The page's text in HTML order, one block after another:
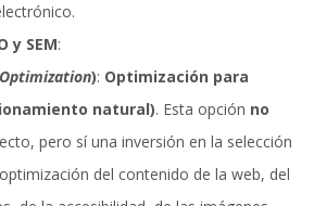
y SEM:
): Optimización para
natural). Esta opción no
pero sí una inversión en la selección
del contenido de la web, del